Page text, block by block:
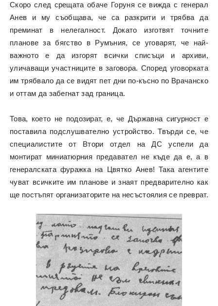
Скоро след срещата обаче Горуня се вижда с генерал
Анев и му съобщава, че са разкрити и трябва да
преминат в нелегалност. Докато изготвят точните
планове за бягство в Румъния, се уговарят, че най-
важното е да изгорят всички списъци и архиви,
уличаващи участниците в заговора. Според уговорката
им трябвало да се видят пет дни по-късно по Врачанско
и оттам да забегнат зад граница.
Това, което не подозират, е, че Държавна сигурност е
поставила подслушвателно устройство. Твърди се, че
специалистите от Втори отдел на ДС успели да
монтират миниатюрния предавател не къде да е, а в
генералската фуражка на Цвятко Анев! Така агентите
чуват всичките им планове и знаят предварително как
ще постъпят организаторите на несъстоялия се преврат.